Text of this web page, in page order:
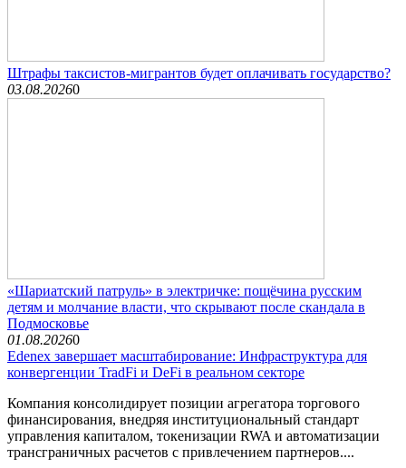
Штрафы таксистов-мигрантов будет оплачивать государство?
03.08.20260
«Шариатский патруль» в электричке: пощёчина русским
детям и молчание власти, что скрывают после скандала в
Подмосковье
01.08.20260
Edenex завершает масштабирование: Инфраструктура для
конвергенции TradFi и DeFi в реальном секторе
Компания консолидирует позиции агрегатора торгового
финансирования, внедряя институциональный стандарт
управления капиталом, токенизации RWA и автоматизации
трансграничных расчетов с привлечением партнеров....